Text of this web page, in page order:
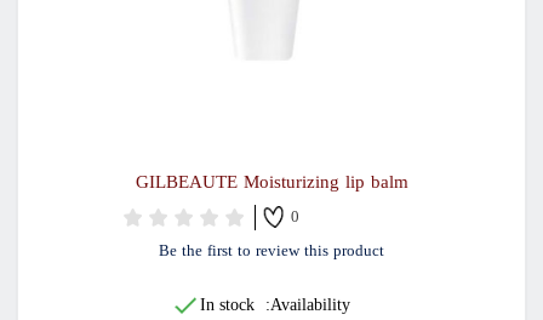
GILBEAUTE Moisturizing lip balm
0
Be the first to review this product
Availability:
In stock